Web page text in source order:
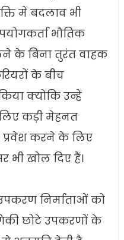
में बदलाव भी
भौतिक
के बिना तुरंत वाहक
के बीच
क्योंकि उन्हें
कड़ी मेहनत
प्रवेश करने के लिए
भी खोल दिए हैं।
उपकरण निर्माताओं को
छोटे उपकरणों के